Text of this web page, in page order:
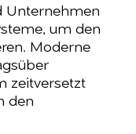
Unternehmen
um den
Moderne
zeitversetzt
den